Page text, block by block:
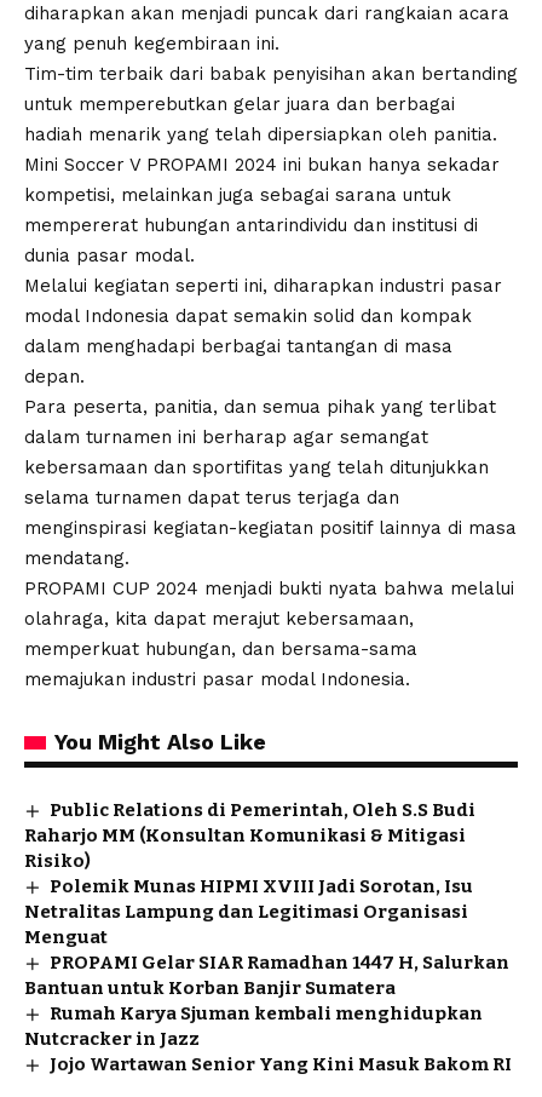
diharapkan akan menjadi puncak dari rangkaian acara
yang penuh kegembiraan ini.
Tim-tim terbaik dari babak penyisihan akan bertanding
untuk memperebutkan gelar juara dan berbagai
hadiah menarik yang telah dipersiapkan oleh panitia.
Mini Soccer V PROPAMI 2024 ini bukan hanya sekadar
kompetisi, melainkan juga sebagai sarana untuk
mempererat hubungan antarindividu dan institusi di
dunia pasar modal.
Melalui kegiatan seperti ini, diharapkan industri pasar
modal Indonesia dapat semakin solid dan kompak
dalam menghadapi berbagai tantangan di masa
depan.
Para peserta, panitia, dan semua pihak yang terlibat
dalam turnamen ini berharap agar semangat
kebersamaan dan sportifitas yang telah ditunjukkan
selama turnamen dapat terus terjaga dan
menginspirasi kegiatan-kegiatan positif lainnya di masa
mendatang.
PROPAMI CUP 2024 menjadi bukti nyata bahwa melalui
olahraga, kita dapat merajut kebersamaan,
memperkuat hubungan, dan bersama-sama
memajukan industri pasar modal Indonesia.
You Might Also Like
Public Relations di Pemerintah, Oleh S.S Budi
Raharjo MM (Konsultan Komunikasi & Mitigasi
Risiko)
Polemik Munas HIPMI XVIII Jadi Sorotan, Isu
Netralitas Lampung dan Legitimasi Organisasi
Menguat
PROPAMI Gelar SIAR Ramadhan 1447 H, Salurkan
Bantuan untuk Korban Banjir Sumatera
Rumah Karya Sjuman kembali menghidupkan
Nutcracker in Jazz
Jojo Wartawan Senior Yang Kini Masuk Bakom RI